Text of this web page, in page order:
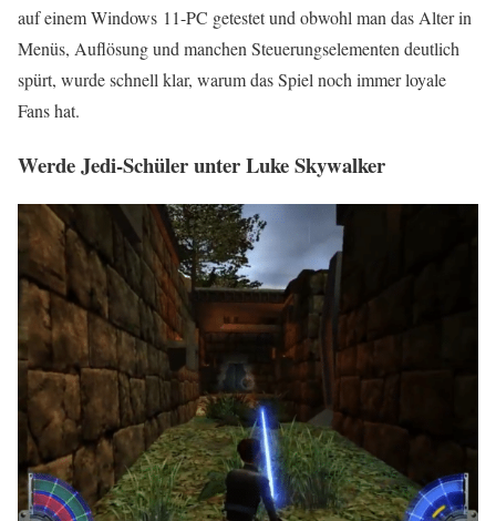
auf einem Windows 11-PC getestet und obwohl man das Alter in
Menüs, Auflösung und manchen Steuerungselementen deutlich
spürt, wurde schnell klar, warum das Spiel noch immer loyale
Fans hat.
Werde Jedi-Schüler unter Luke Skywalker